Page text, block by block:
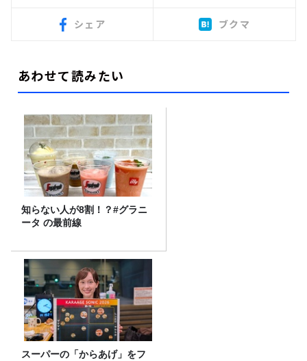
シェア ブクマ
あわせて読みたい
知らない人が8割！？#グラニ
ータ の最前線
スーパーの「からあげ」をフ